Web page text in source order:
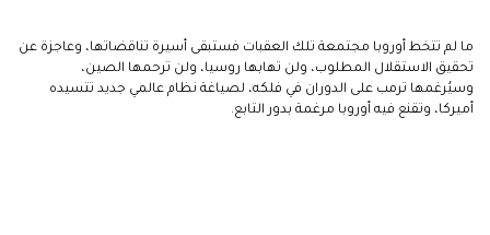
ما لم تتخط أوروبا مجتمعة تلك العقبات فستبقى أسيرة تناقضاتها، وعاجزة عن
تحقيق الاستقلال المطلوب، ولن تهابها روسيا، ولن ترحمها الصين،
وسيُرغمها ترمب على الدوران في فلكه، لصياغة نظام عالمي جديد تتسيده
أميركا، وتقنع فيه أوروبا مرغمة بدور التابع.